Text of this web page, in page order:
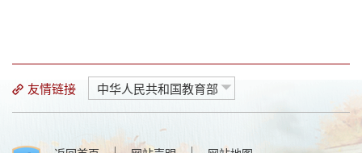
友情链接 中华人民共和国教育部